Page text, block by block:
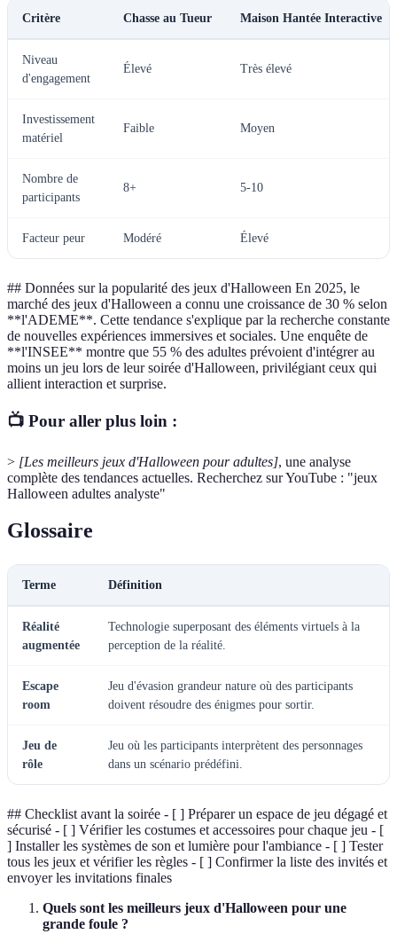
Critère Chasse au Tueur Maison Hantée Interactive
Niveau
d'engagement
Élevé Très élevé
Investissement
matériel
Faible Moyen
Nombre de
participants
8+ 5-10
Facteur peur Modéré Élevé
## Données sur la popularité des jeux d'Halloween En 2025, le
marché des jeux d'Halloween a connu une croissance de 30 % selon
**l'ADEME**. Cette tendance s'explique par la recherche constante
de nouvelles expériences immersives et sociales. Une enquête de
**l'INSEE** montre que 55 % des adultes prévoient d'intégrer au
moins un jeu lors de leur soirée d'Halloween, privilégiant ceux qui
allient interaction et surprise.
📺 Pour aller plus loin :
> [Les meilleurs jeux d'Halloween pour adultes], une analyse
complète des tendances actuelles. Recherchez sur YouTube : "jeux
Halloween adultes analyste"
Glossaire
Terme Définition
Réalité
augmentée
Technologie superposant des éléments virtuels à la
perception de la réalité.
Escape
room
Jeu d'évasion grandeur nature où des participants
doivent résoudre des énigmes pour sortir.
Jeu de
rôle
Jeu où les participants interprètent des personnages
dans un scénario prédéfini.
## Checklist avant la soirée - [ ] Préparer un espace de jeu dégagé et
sécurisé - [ ] Vérifier les costumes et accessoires pour chaque jeu - [
] Installer les systèmes de son et lumière pour l'ambiance - [ ] Tester
tous les jeux et vérifier les règles - [ ] Confirmer la liste des invités et
envoyer les invitations finales
Quels sont les meilleurs jeux d'Halloween pour une
grande foule ?